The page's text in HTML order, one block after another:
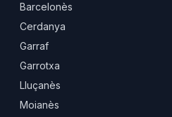
Barcelonès
Cerdanya
Garraf
Garrotxa
Lluçanès
Moianès